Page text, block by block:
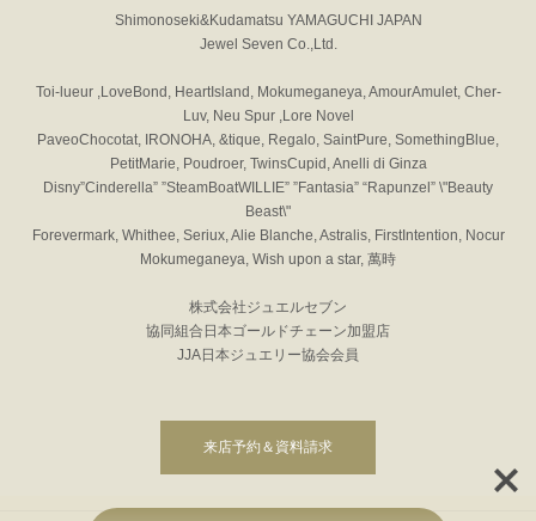
Shimonoseki&Kudamatsu YAMAGUCHI JAPAN
Jewel Seven Co.,Ltd.
Toi-lueur ,LoveBond, HeartIsland, Mokumeganeya, AmourAmulet, Cher-
Luv, Neu Spur ,Lore Novel
PaveoChocotat, IRONOHA, &tique, Regalo, SaintPure, SomethingBlue,
PetitMarie, Poudroer, TwinsCupid, Anelli di Ginza
Disny”Cinderella” ”SteamBoatWILLIE” ”Fantasia” “Rapunzel” \"Beauty
Beast\"
Forevermark, Whithee, Seriux, Alie Blanche, Astralis, FirstIntention, Nocur
Mokumeganeya, Wish upon a star, 萬時
株式会社ジュエルセブン
協同組合日本ゴールドチェーン加盟店
JJA日本ジュエリー協会会員
来店予約＆資料請求